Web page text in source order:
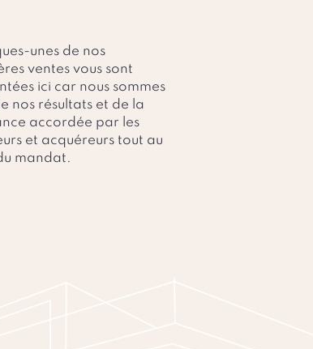
et après la vente
le valoriser pour lui
notre site
unes de nos
ventes vous sont
ici car nous sommes
nos résultats et de la
accordée par les
et acquéreurs tout au
mandat.